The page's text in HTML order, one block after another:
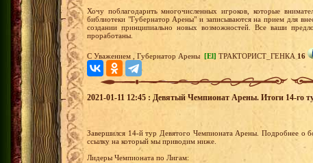
Хочу поблагодарить многочисленных игроков, которые
библиотеки "Губернатор Арены" и записываются на прием для
создании принципиально новых возможностей. Все ваши
проработаны.
С Уважением , Губернатор Арены [El] ТРАКТОРИСТ_ГЕНКА 16
2021-01-11 12:45 : Девятый Чемпионат Арены. Итоги 14-го
Завершился 14-й тур Девятого Чемпионата Арены. Подробнее о
ссылку на который мы приводим ниже.
Лидеры Чемпионата по Лигам: